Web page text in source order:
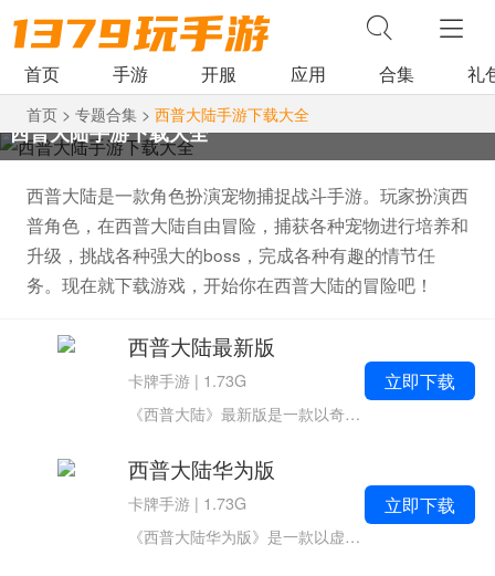
首页 手游 开服 应用 合集 礼
首页 > 专题合集 > 西普大陆手游下载大全
西普大陆手游下载大全
西普大陆是一款角色扮演宠物捕捉战斗手游。玩家扮演西
普角色，在西普大陆自由冒险，捕获各种宠物进行培养和
升级，挑战各种强大的boss，完成各种有趣的情节任
务。现在就下载游戏，开始你在西普大陆的冒险吧！
西普大陆最新版
卡牌手游 | 1.73G
《西普大陆》最新版是一款以奇幻冒险为背景的宠物养成类手游，由四三九九网络股份有限公司开发。游戏以一个历经万年的古老大陆为背景，玩家将化身勇敢的小西普，与性格各异的精灵伙伴一同踏上冒险之旅。游戏特色 海量精灵...
立即下载
西普大陆华为版
卡牌手游 | 1.73G
《西普大陆华为版》是一款以虚幻国度为题材的角色扮演类游戏。开发商：四三九九网络股份有限公司，APP备案信息：闽B2-20040099-48A原班人马精心打造，诚邀各位在这片奇幻大陆上，化身勇敢的小西普，与性格各异的精灵伙伴一同展...
立即下载